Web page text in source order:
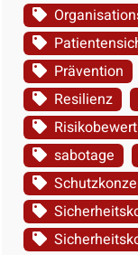
Prävention
Resilienz
sabotage